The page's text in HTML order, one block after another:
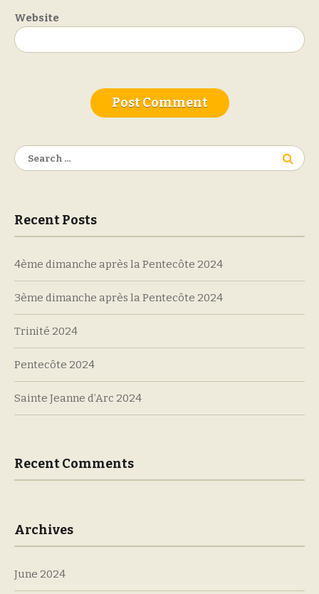
Website
Search
for:
Recent Posts
4ème dimanche après la Pentecôte 2024
3ème dimanche après la Pentecôte 2024
Trinité 2024
Pentecôte 2024
Sainte Jeanne d’Arc 2024
Recent Comments
Archives
June 2024